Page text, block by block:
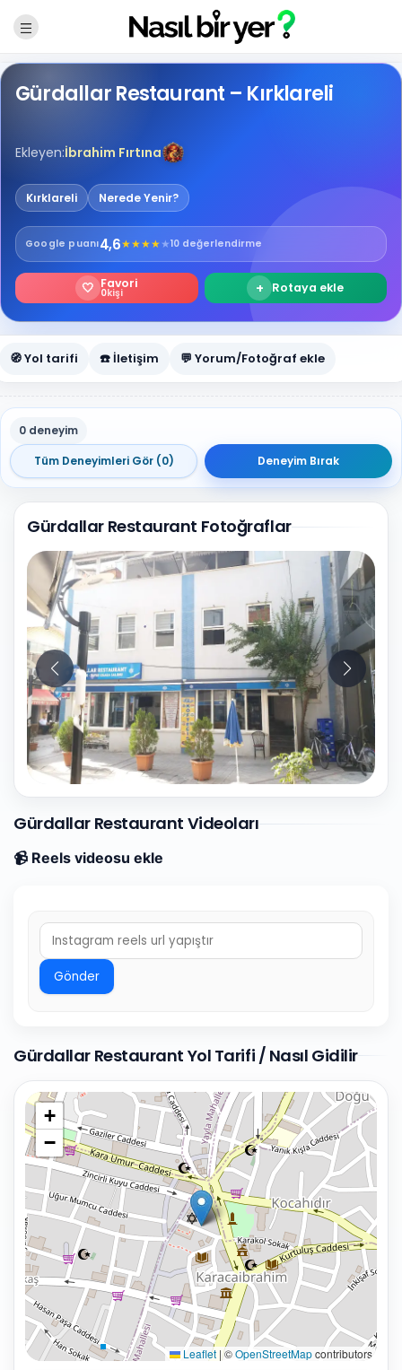
Gürdallar Restaurant – Kırklareli
Ekleyen:İbrahim Fırtına
Kırklareli Nerede Yenir?
Google puanı4,6★★★★★10 değerlendirme
🤍 Favori
0kişi + Rotaya ekle
🧭 Yol tarifi ☎️ İletişim 💬 Yorum/Fotoğraf ekle
0 deneyim
Tüm Deneyimleri Gör (0)
Deneyim Bırak
Gürdallar Restaurant Fotoğraflar
10 Fotoğraf
Gürdallar Restaurant Videoları
📹 Reels videosu ekle
Gönder
Gürdallar Restaurant Yol Tarifi / Nasıl Gidilir
+
−
Leaflet |©OpenStreetMapcontributors